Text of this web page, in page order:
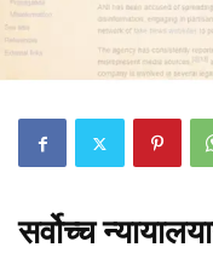
सर्वोच्च